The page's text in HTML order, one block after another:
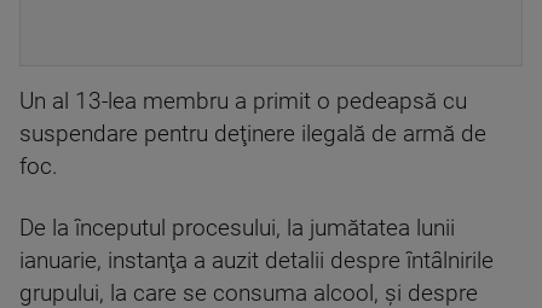
Un al 13-lea membru a primit o pedeapsă cu
suspendare pentru deţinere ilegală de armă de
foc.
De la începutul procesului, la jumătatea lunii
ianuarie, instanţa a auzit detalii despre întâlnirile
grupului, la care se consuma alcool, şi despre